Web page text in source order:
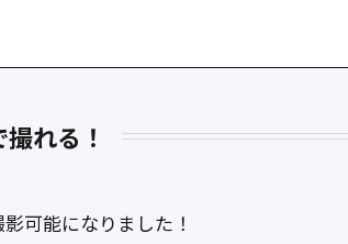
れる！
可能になりました！